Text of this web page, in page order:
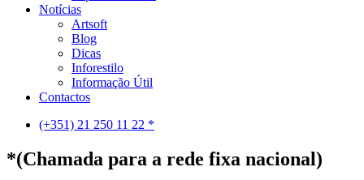
Notícias
Artsoft
Blog
Dicas
Inforestilo
Informação Útil
Contactos
(+351) 21 250 11 22 *
*(Chamada para a rede fixa nacional)